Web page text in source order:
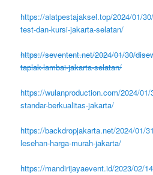
https://alatpestajaksel.top/2024/01/
test-dan-kursi-jakarta-selatan/
https://seventent.net/2024/01/30/
taplak-lambai-jakarta-selatan/
https://wulanproduction.com/2024/
standar-berkualitas-jakarta/
https://backdropjakarta.net/2024/01/
lesehan-harga-murah-jakarta/
https://mandirijayaevent.id/2023/02/